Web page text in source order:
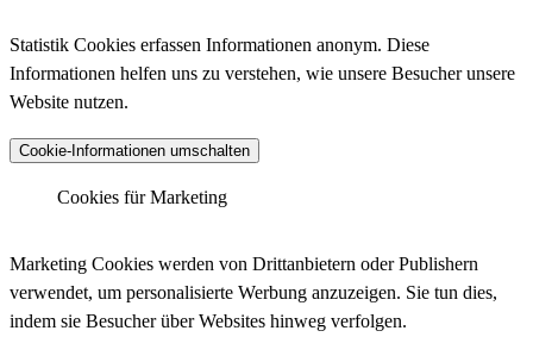
Anbieter :
Matomo (ehemals Piwik)
Datenschutzlink : https://matomo.org/privacy-policy/
Host :
.matomo.cloud
Statistik Cookies erfassen Informationen anonym. Diese
Informationen helfen uns zu verstehen, wie unsere Besucher unsere
Website nutzen.
Cookie-Informationen umschalten
Matomo Analytics (Tracking)
Cookies für Marketing
Marketing Cookies werden von Drittanbietern oder Publishern
verwendet, um personalisierte Werbung anzuzeigen. Sie tun dies,
indem sie Besucher über Websites hinweg verfolgen.